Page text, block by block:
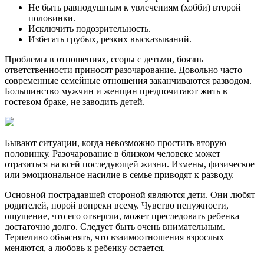
Не быть равнодушным к увлечениям (хобби) второй
половинки.
Исключить подозрительность.
Избегать грубых, резких высказываний.
Проблемы в отношениях, ссоры с детьми, боязнь
ответственности приносят разочарование. Довольно часто
современные семейные отношения заканчиваются разводом.
Большинство мужчин и женщин предпочитают жить в
гостевом браке, не заводить детей.
Бывают ситуации, когда невозможно простить вторую
половинку. Разочарование в близком человеке может
отразиться на всей последующей жизни. Измены, физическое
или эмоциональное насилие в семье приводят к разводу.
Основной пострадавшей стороной являются дети. Они любят
родителей, порой вопреки всему. Чувство ненужности,
ощущение, что его отвергли, может преследовать ребенка
достаточно долго. Следует быть очень внимательным.
Терпеливо объяснять, что взаимоотношения взрослых
меняются, а любовь к ребенку остается.